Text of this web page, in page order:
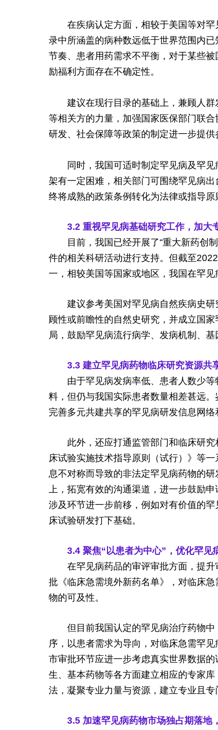
在疾病认定方面，相较于美国等对
录中所涵盖的病种数远低于世界范围内
节奏、患者用药需求不平衡，对于某些
励福利方面存在不确定性。
建议在现行目录的基础上，兼顾人
等相关方的力量，加强国家医保部门联
研发、社会保障等政策的制定进一步提供
同时，我国可适时制定罕见病及罕
架有一定困难，相关部门可围绕罕见病
终将成熟的政策条例转化为法律或指导
3.2 重视罕见病基础研究工作，加大
目前，我国已经开展了“重大新药创
件的相关科研活动进行支持。但截至
一，相较美国等国家或地区，我国在罕
建议参考美国对罕见病自然疾病史
顾性或前瞻性的自然史研究，并成立国
局，鼓励罕见病流行病学、发病机制、
3.3 建立罕见病药物临床研究资源共
由于罕见病发病率低、患者人数少
料，但仍与我国实际患者数量相差甚远
完善多元共建共享的罕见病研发信息网
此外，还应打通监管部门和临床研
床试验实施技术指导原则（试行）》等
息不对称而导致的非法定罕见病药物的
上，拓宽有效的沟通渠道，进一步鼓励
涉及环节进一步前移，例如对有价值的
床试验研发打下基础。
3.4 聚焦“以患者为中心”，优化罕见
在罕见病药品的审评审批方面，提
批《临床急需境外新药名单》，对临床
物的可及性。
但目前我国认定的罕见病治疗药物
序，以患者需求为导向，对临床急需罕
市审批环节应进一步考虑真实世界数据
生、基本药物等各方面建立相应的专家
法，凝聚专业力量与资源，建立专业且
3.5 加速罕见病药物市场独占期落地